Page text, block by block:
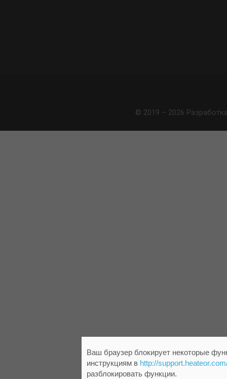
© 2019 – 2026
Ваш браузер блокирует некоторые
инструкциям в http://
разблокировать функции.